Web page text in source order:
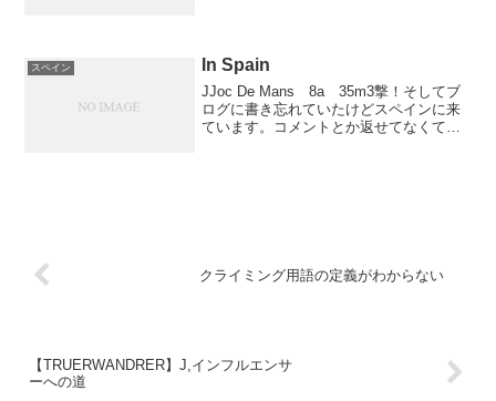
スペイン In Spain
JJoc De Mans 8a 35m3撃！そしてブ
ログに書き忘れていたけどスペインに来
ています。コメントとか返せてなくてス
クライミング用語の定義がわからない
【TRUERWANDRER】J,インフルエンサ
ーへの道